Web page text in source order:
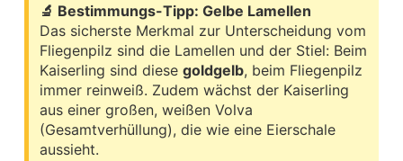
🔬 Bestimmungs-Tipp: Gelbe Lamellen
Das sicherste Merkmal zur Unterscheidung vom
Fliegenpilz sind die Lamellen und der Stiel: Beim
Kaiserling sind diese goldgelb, beim Fliegenpilz
immer reinweiß. Zudem wächst der Kaiserling
aus einer großen, weißen Volva
(Gesamtverhüllung), die wie eine Eierschale
aussieht.